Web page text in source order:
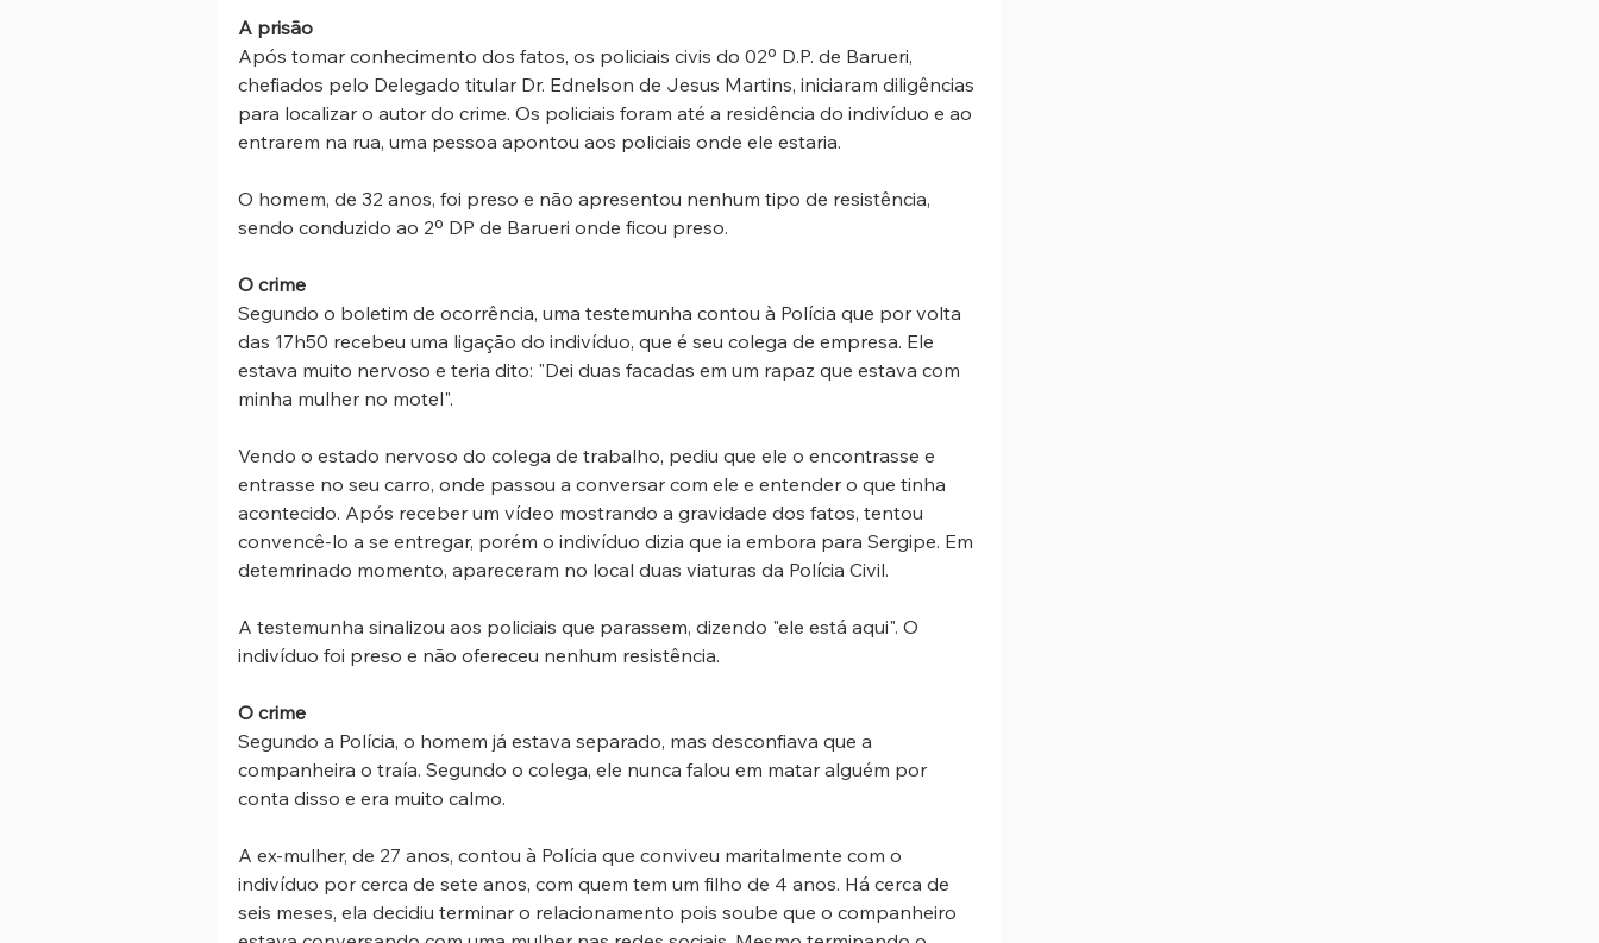
A prisão
Após tomar conhecimento dos fatos, os policiais civis do 02º D.P. de Barueri,
chefiados pelo Delegado titular Dr. Ednelson de Jesus Martins, iniciaram diligências
para localizar o autor do crime. Os policiais foram até a residência do indivíduo e ao
entrarem na rua, uma pessoa apontou aos policiais onde ele estaria.
O homem, de 32 anos, foi preso e não apresentou nenhum tipo de resistência,
sendo conduzido ao 2º DP de Barueri onde ficou preso.
O crime
Segundo o boletim de ocorrência, uma testemunha contou à Polícia que por volta
das 17h50 recebeu uma ligação do indivíduo, que é seu colega de empresa. Ele
estava muito nervoso e teria dito: "Dei duas facadas em um rapaz que estava com
minha mulher no motel".
Vendo o estado nervoso do colega de trabalho, pediu que ele o encontrasse e
entrasse no seu carro, onde passou a conversar com ele e entender o que tinha
acontecido. Após receber um vídeo mostrando a gravidade dos fatos, tentou
convencê-lo a se entregar, porém o indivíduo dizia que ia embora para Sergipe. Em
detemrinado momento, apareceram no local duas viaturas da Polícia Civil.
A testemunha sinalizou aos policiais que parassem, dizendo "ele está aqui". O
indivíduo foi preso e não ofereceu nenhum resistência.
O crime
Segundo a Polícia, o homem já estava separado, mas desconfiava que a
companheira o traía. Segundo o colega, ele nunca falou em matar alguém por
conta disso e era muito calmo.
A ex-mulher, de 27 anos, contou à Polícia que conviveu maritalmente com o
indivíduo por cerca de sete anos, com quem tem um filho de 4 anos. Há cerca de
seis meses, ela decidiu terminar o relacionamento pois soube que o companheiro